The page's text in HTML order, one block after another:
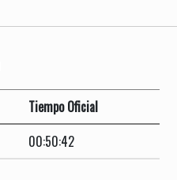
Tiempo Oficial
00:50:42